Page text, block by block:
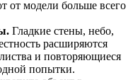
от модели больше всего
Гладкие стены, небо,
расширяются
и повторяющиеся
попытки.